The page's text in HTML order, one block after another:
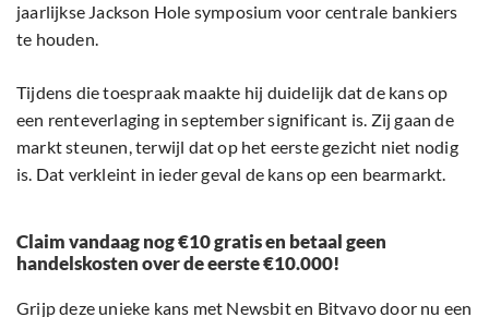
jaarlijkse Jackson Hole symposium voor centrale bankiers
te houden.
Tijdens die toespraak maakte hij duidelijk dat de kans op
een renteverlaging in september significant is. Zij gaan de
markt steunen, terwijl dat op het eerste gezicht niet nodig
is. Dat verkleint in ieder geval de kans op een bearmarkt.
Claim vandaag nog €10 gratis en betaal geen
handelskosten over de eerste €10.000!
Grijp deze unieke kans met Newsbit en Bitvavo door nu een